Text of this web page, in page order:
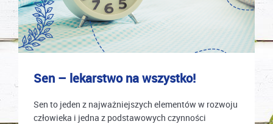
Sen – lekarstwo na wszystko!
Sen to jeden z najważniejszych elementów w rozwoju
człowieka i jedna z podstawowych czynności